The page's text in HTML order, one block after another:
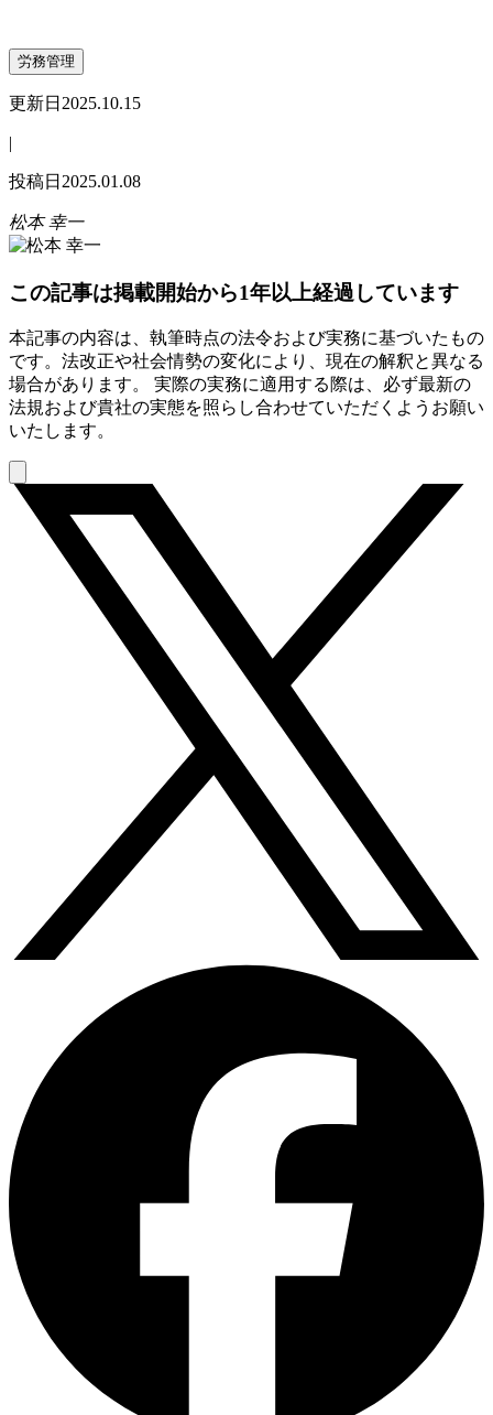
労務管理
更新日 2025.10.15
|
投稿日 2025.01.08
松本 幸一
この記事は掲載開始から1年以上経過しています
本記事の内容は、執筆時点の法令および実務に基づいたもの
です。法改正や社会情勢の変化により、現在の解釈と異なる
場合があります。 実際の実務に適用する際は、必ず最新の
法規および貴社の実態を照らし合わせていただくようお願い
いたします。